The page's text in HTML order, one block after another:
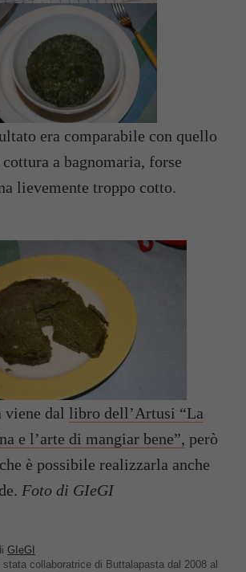
era comparabile con quello
a bagnomaria, forse
lievemente troppo cotto.
viene dal libro dell’Artusi “La
e l’arte di mangiar bene”, però
è possibile realizzarla anche
Foto di GIeGI
GIeGI
stata collaboratrice di Buttalapasta dal 2008 al